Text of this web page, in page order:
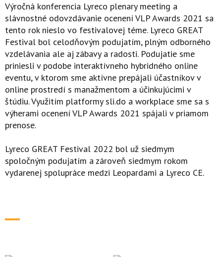
Výročná konferencia Lyreco plenary meeting a
slávnostné odovzdávanie ocenení VLP Awards 2021 sa
tento rok nieslo vo festivalovej téme. Lyreco GREAT
Festival bol celodňovým podujatím, plným odborného
vzdelávania ale aj zábavy a radosti. Podujatie sme
priniesli v podobe interaktívneho hybridného online
eventu, v ktorom sme aktívne prepájali účastníkov v
online prostredí s manažmentom a účinkujúcimi v
štúdiu. Využitím platformy sli.do a workplace sme sa s
výherami ocenení VLP Awards 2021 spájali v priamom
prenose.
Lyreco GREAT Festival 2022 bol už siedmym
spoločným podujatím a zároveň siedmym rokom
vydarenej spolupráce medzi Leopardami a Lyreco CE.